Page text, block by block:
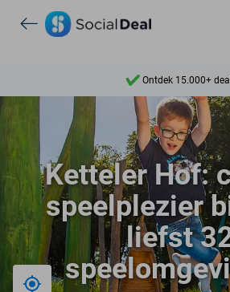
7 dagen per week
10+ miljoen leden
Ontdek 15.000+
Ketteler Hof:
speelplezier
liefst
Bij mij in de buurt